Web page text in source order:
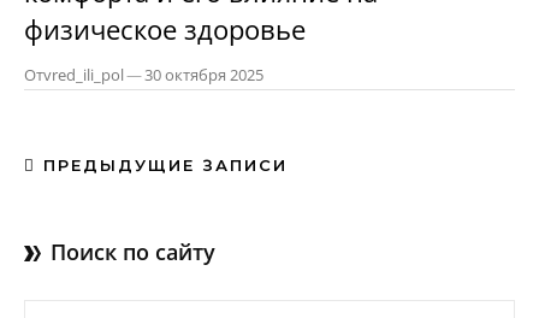
физическое здоровье
Отvred_ili_pol—30 октября 2025
ПРЕДЫДУЩИЕ ЗАПИСИ
Поиск по сайту